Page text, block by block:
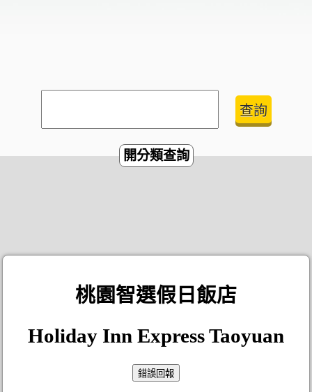
開分類查詢
桃園智選假日飯店
Holiday Inn Express Taoyuan